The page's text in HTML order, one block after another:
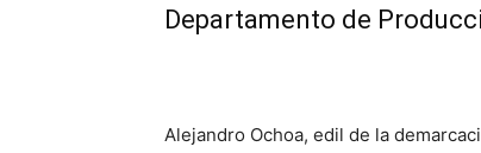
Departamento de
Alejandro Ochoa, edil de la